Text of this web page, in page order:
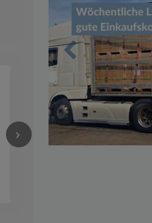
Nico Schröder ✓
vor 1 Jahren
★★★★★
Alles Bestens! Gerne wieder
›
Zurück